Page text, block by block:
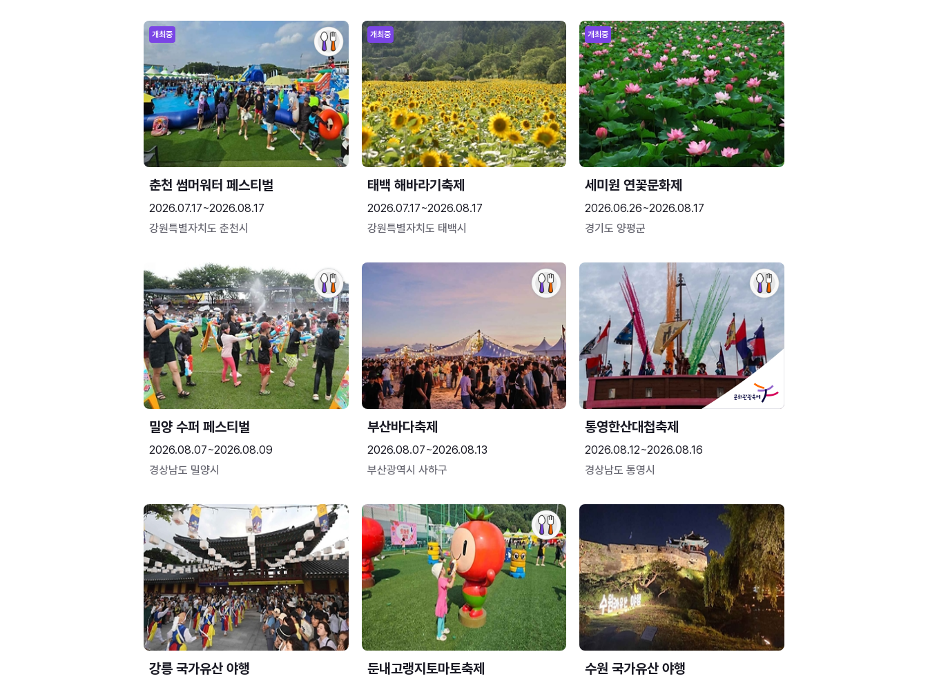
개최중
춘천 썸머워터 페스티벌
2026.07.17~2026.08.17
강원특별자치도 춘천시
개최중
태백 해바라기축제
2026.07.17~2026.08.17
강원특별자치도 태백시
개최중
세미원 연꽃문화제
2026.06.26~2026.08.17
경기도 양평군
밀양 수퍼 페스티벌
2026.08.07~2026.08.09
경상남도 밀양시
부산바다축제
2026.08.07~2026.08.13
부산광역시 사하구
통영한산대첩축제
2026.08.12~2026.08.16
경상남도 통영시
강릉 국가유산 야행 둔내고랭지토마토축제 수원 국가유산 야행